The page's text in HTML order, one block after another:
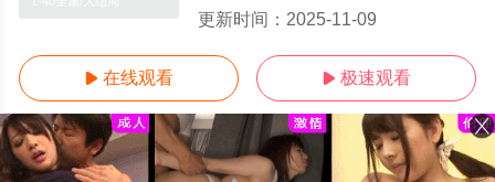
更新时间： 2025-11-09
 在线观看  极速观看